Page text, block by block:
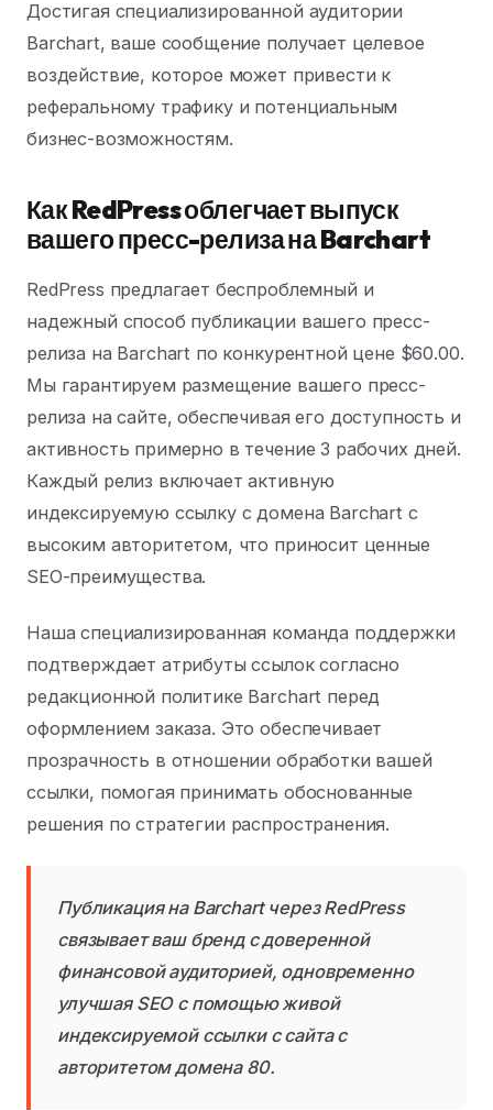
Достигая специализированной аудитории
Barchart, ваше сообщение получает целевое
воздействие, которое может привести к
реферальному трафику и потенциальным
бизнес-возможностям.
Как RedPress облегчает выпуск
вашего пресс-релиза на Barchart
RedPress предлагает беспроблемный и
надежный способ публикации вашего пресс-
релиза на Barchart по конкурентной цене $60.00.
Мы гарантируем размещение вашего пресс-
релиза на сайте, обеспечивая его доступность и
активность примерно в течение 3 рабочих дней.
Каждый релиз включает активную
индексируемую ссылку с домена Barchart с
высоким авторитетом, что приносит ценные
SEO-преимущества.
Наша специализированная команда поддержки
подтверждает атрибуты ссылок согласно
редакционной политике Barchart перед
оформлением заказа. Это обеспечивает
прозрачность в отношении обработки вашей
ссылки, помогая принимать обоснованные
решения по стратегии распространения.
Публикация на Barchart через RedPress
связывает ваш бренд с доверенной
финансовой аудиторией, одновременно
улучшая SEO с помощью живой
индексируемой ссылки с сайта с
авторитетом домена 80.